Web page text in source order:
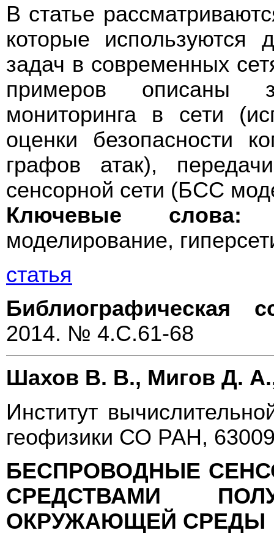
В статье
которые используются
задач в современных
примеров описаны
мониторинга в сети
оценки безопасности
графов атак),
сенсорной сети (БСС
Ключевые слова:
моделирование,
статья
Библиографическая
2014. № 4.С.61-68
Шахов В. В., Мигов Д.
Институт
геофизики СО РАН,
БЕСПРОВОДНЫЕ
СРЕДСТВАМИ
ОКРУЖАЮЩЕЙ СРЕДЫ